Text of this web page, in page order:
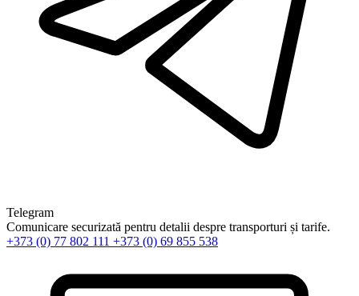
Telegram
Comunicare securizată pentru detalii despre transporturi și tarife.
+373 (0) 77 802 111 +373 (0) 69 855 538